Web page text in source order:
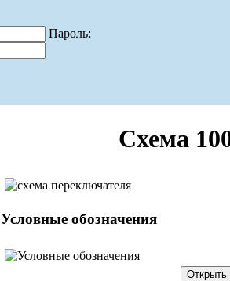
Пароль:
Схема
Условные обозначения